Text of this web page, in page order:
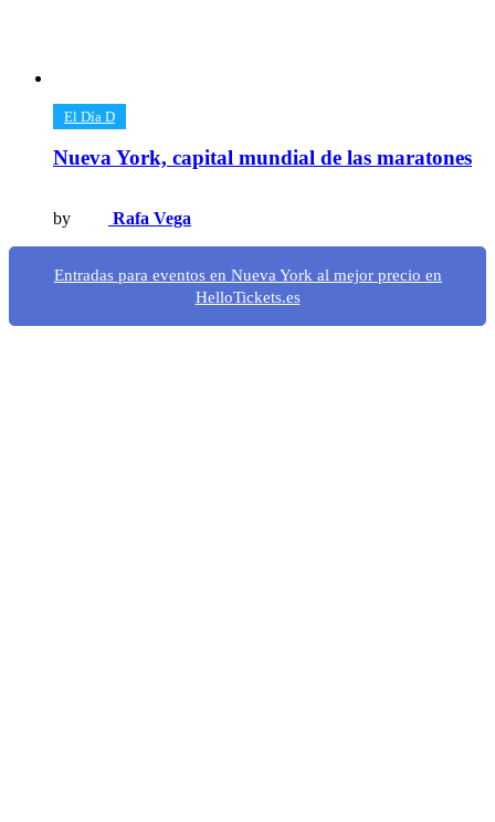
​El Día D
Nueva York, capital mundial de las maratones
by Rafa Vega
Entradas para eventos en Nueva York al mejor precio en
HelloTickets.es